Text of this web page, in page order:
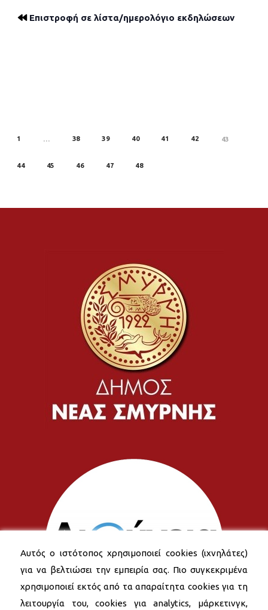
Επιστροφή σε λίστα/ημερολόγιο εκδηλώσεων
1 … 38 39 40 41 42 43
44 45 46 47 48
Αυτός ο ιστότοπος χρησιμοποιεί cookies (ιχνηλάτες)
για να βελτιώσει την εμπειρία σας. Πιο συγκεκριμένα
χρησιμοποιεί εκτός από τα απαραίτητα cookies για τη
λειτουργία του, cookies για analytics, μάρκετινγκ,